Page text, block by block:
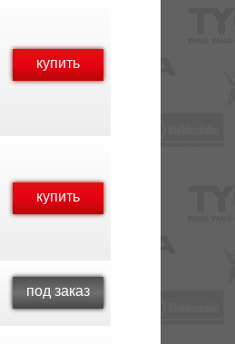
купить
купить
под заказ